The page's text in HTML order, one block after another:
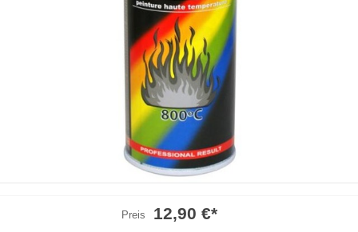
Preis 12,90 €*